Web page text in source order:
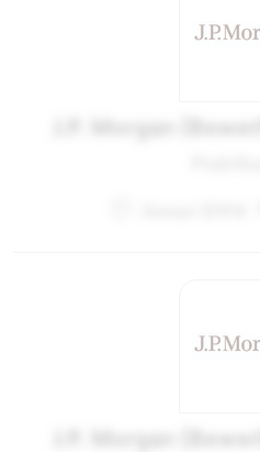
J.P. Morgan
J.P. Morgan